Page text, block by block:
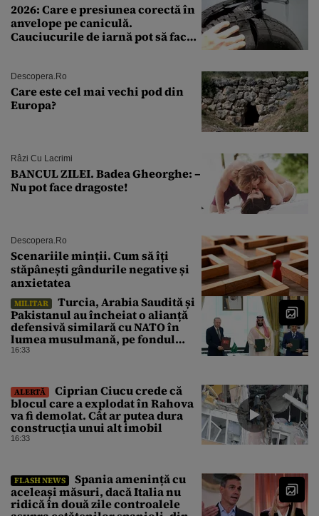
2026: Care e presiunea corectă în
anvelope pe caniculă.
Cauciucurile de iarnă pot să facă
Descopera.ro
Care este cel mai vechi pod din
Europa?
Râzi Cu Lacrimi
BANCUL ZILEI. Badea Gheorghe: –
Nu pot face dragoste!
Descopera.ro
Scenariile minții. Cum să îți
stăpânești gândurile negative și
anxietatea
MILITAR
Turcia, Arabia Saudită și
Pakistanul au încheiat o alianță
defensivă similară cu NATO în
lumea musulmană, pe fondul
conflictelor din Orientul Mijlociu
16:33
ALERTĂ
Ciprian Ciucu crede că
blocul care a explodat în Rahova
va fi demolat. Cât ar putea dura
construcția unui alt imobil
16:33
FLASH NEWS
Spania amenință cu
aceleași măsuri, dacă Italia nu
ridică în două zile controalele